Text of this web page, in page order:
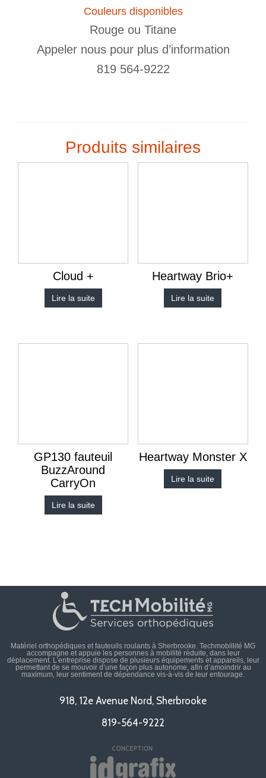
Couleurs disponibles
Rouge ou Titane
Appeler nous pour plus d’information
819 564-9222
Produits similaires
Cloud +
Lire la suite
Heartway Brio+
Lire la suite
GP130 fauteuil
BuzzAround
CarryOn
Lire la suite
Heartway Monster X
Lire la suite
Matériel orthopédiques et fauteuils roulants à Sherbrooke. Techmobillité MG
accompagne et appuie les personnes à mobilité réduite, dans leur
déplacement. L’entreprise dispose de plusieurs équipements et appareils, leur
permettant de se mouvoir d’une façon plus autonome, afin d’amoindrir au
maximum, leur sentiment de dépendance vis-à-vis de leur entourage.
918, 12e Avenue Nord, Sherbrooke
819-564-9222